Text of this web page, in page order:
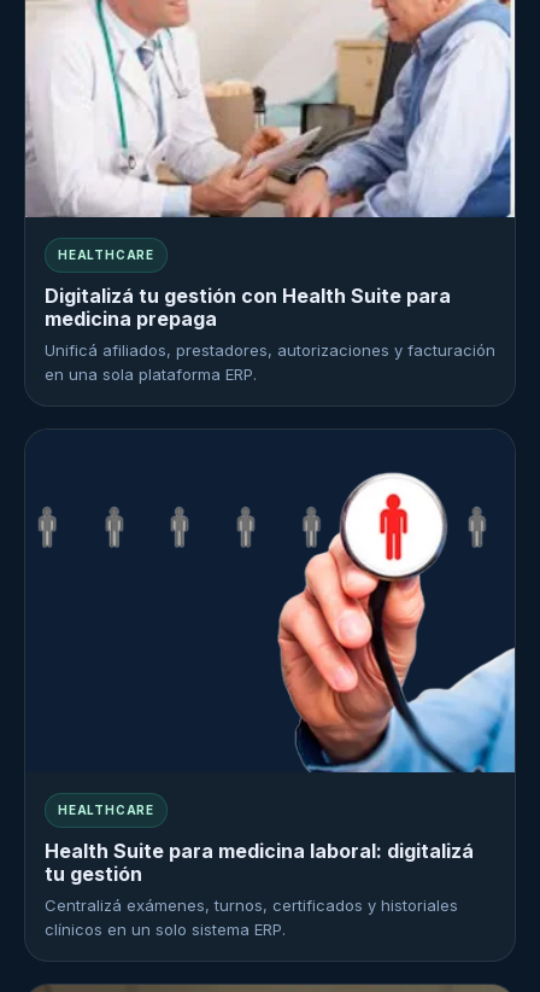
HEALTHCARE
Digitalizá tu gestión con Health Suite para
medicina prepaga
Unificá afiliados, prestadores, autorizaciones y facturación
en una sola plataforma ERP.
HEALTHCARE
Health Suite para medicina laboral: digitalizá
tu gestión
Centralizá exámenes, turnos, certificados y historiales
clínicos en un solo sistema ERP.